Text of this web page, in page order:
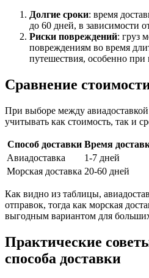
Долгие сроки: время
до 60 дней, в зависимости
Риски повреждений: груз
повреждениям во время
путешествия, особенно при
Сравнение
При выборе между
учитывать как стоимость, так и
Способ доставки Время
Авиадоставка
1-7 дней
Морская доставка 20-60 дней
Как видно из таблицы,
отправок, тогда как морская
выгодным вариантом для
Практические
способа доставки